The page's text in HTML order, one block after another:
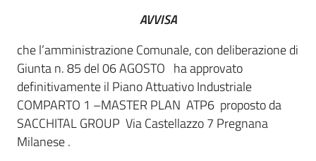
AVVISA
che l’amministrazione Comunale, con deliberazione di
Giunta n. 85 del 06 AGOSTO ha approvato
definitivamente il Piano Attuativo Industriale
COMPARTO 1 –MASTER PLAN ATP6 proposto da
SACCHITAL GROUP Via Castellazzo 7 Pregnana
Milanese .